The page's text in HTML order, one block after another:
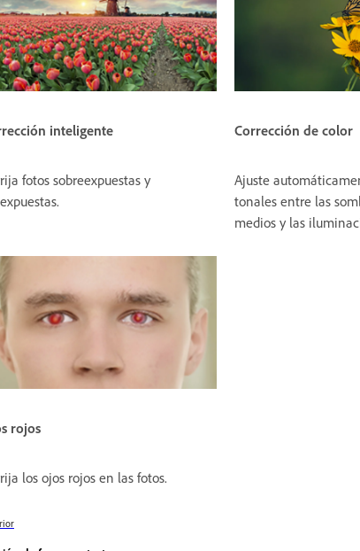
inteligente
fotos sobreexpuestas y
Corrección de color
Ajuste
tonales entre las
medios y las
rojos
los ojos rojos en las fotos.